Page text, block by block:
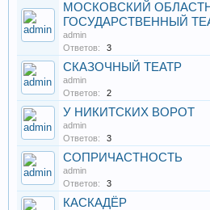
МОСКОВСКИЙ
ГОСУДАРСТВЕННЫЙ
admin
Ответов:
3
СКАЗОЧНЫЙ ТЕАТР
admin
Ответов:
2
У НИКИТСКИХ ВОРОТ
admin
Ответов:
3
СОПРИЧАСТНОСТЬ
admin
Ответов:
3
КАСКАДЁР